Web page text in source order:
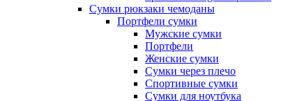
Сумки рюкзаки чемоданы
Портфели сумки
Мужские сумки
Портфели
Женские сумки
Сумки через плечо
Спортивные сумки
Сумки для ноутбука